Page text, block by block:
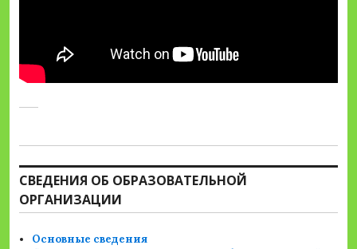
СВЕДЕНИЯ ОБ ОБРАЗОВАТЕЛЬНОЙ
ОРГАНИЗАЦИИ
Основные сведения